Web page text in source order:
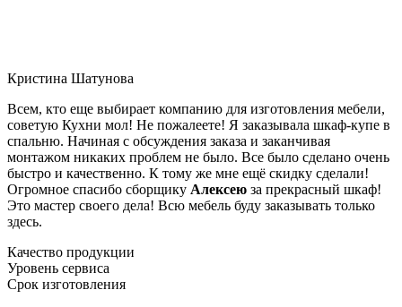
Кристина Шатунова
Всем, кто еще выбирает компанию для изготовления мебели,
советую Кухни мол! Не пожалеете! Я заказывала шкаф-купе в
спальню. Начиная с обсуждения заказа и заканчивая
монтажом никаких проблем не было. Все было сделано очень
быстро и качественно. К тому же мне ещё скидку сделали!
Огромное спасибо сборщику Алексею за прекрасный шкаф!
Это мастер своего дела! Всю мебель буду заказывать только
здесь.
Качество продукции
Уровень сервиса
Срок изготовления